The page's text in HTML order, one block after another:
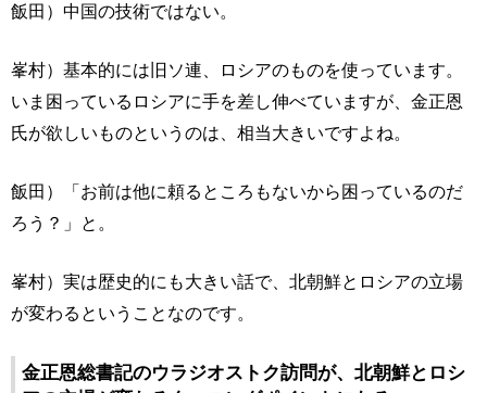
飯田）中国の技術ではない。
峯村）基本的には旧ソ連、ロシアのものを使っています。
いま困っているロシアに手を差し伸べていますが、金正恩
氏が欲しいものというのは、相当大きいですよね。
飯田）「お前は他に頼るところもないから困っているのだ
ろう？」と。
峯村）実は歴史的にも大きい話で、北朝鮮とロシアの立場
が変わるということなのです。
金正恩総書記のウラジオストク訪問が、北朝鮮とロシ